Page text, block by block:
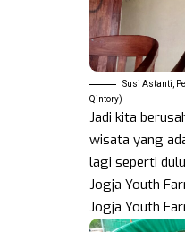
Susi Astanti,
Qintory)
Jadi kita
wisata yang
lagi seperti
Jogja Youth
Jogja Youth